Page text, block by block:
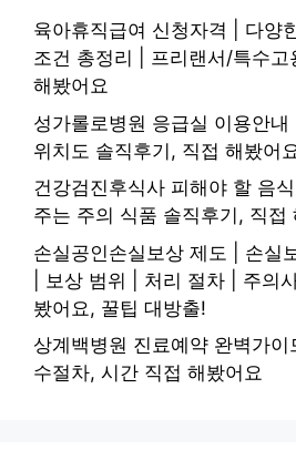
육아휴직급여 신청자격 | 다양
조건 총정리 | 프리랜서/특수고
해봤어요
성가롤로병원 응급실 이용안
위치도 솔직후기, 직접 해봤어
건강검진후식사 피해야 할 음
주는 주의 식품 솔직후기, 직접
손실공인손실보상 제도 | 손실
| 보상 범위 | 처리 절차 | 주의
봤어요, 꿀팁 대방출!
상계백병원 진료예약 완벽가
수절차, 시간 직접 해봤어요